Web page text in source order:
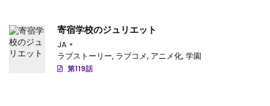
寄宿学校のジュリエット
JA
ラブストーリー, ラブコメ, アニメ化, 学園
第119話